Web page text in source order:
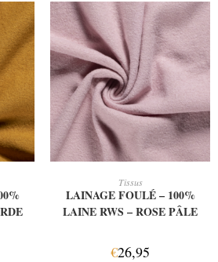
AJOUTER AU PANIER
Tissus
LAINAGE FOULÉ – 100%
LAINE RWS – ROSE PÂLE
€26,95